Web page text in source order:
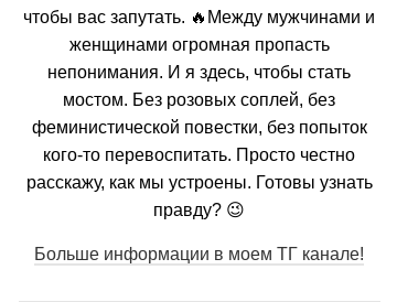
чтобы вас запутать. 🔥Между мужчинами и
женщинами огромная пропасть
непонимания. И я здесь, чтобы стать
мостом. Без розовых соплей, без
феминистической повестки, без попыток
кого-то перевоспитать. Просто честно
расскажу, как мы устроены. Готовы узнать
правду? 😉
Больше информации в моем ТГ канале!